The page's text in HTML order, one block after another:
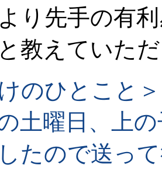
り先手の有
教えていた
のひとこと＞
土曜日、上
たので送っ